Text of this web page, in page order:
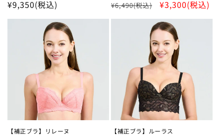
通
常
¥9,350(税込)
通
常
¥6,490(税込) SALE
¥3,300(税込)
【補正ブラ】リレーヌ 【補正ブラ】ルーラス